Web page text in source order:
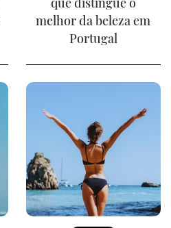
melhor da beleza em
Portugal